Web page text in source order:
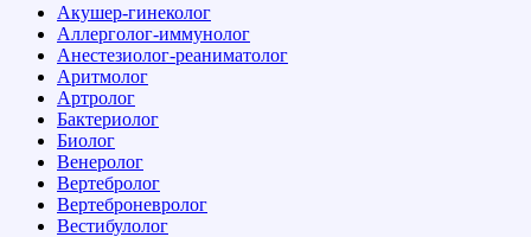
Акушер-гинеколог
Аллерголог-иммунолог
Анестезиолог-реаниматолог
Аритмолог
Артролог
Бактериолог
Биолог
Венеролог
Вертебролог
Вертеброневролог
Вестибулолог